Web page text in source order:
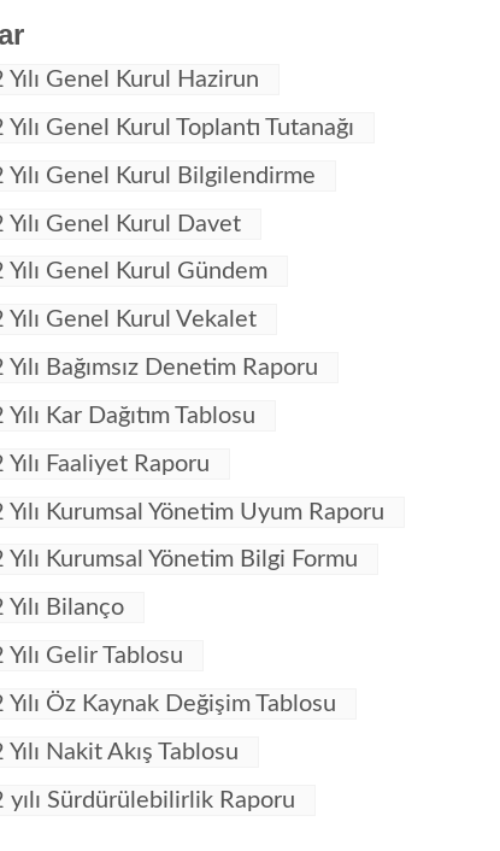
Genel Kurul Hazirun
Genel Kurul Toplantı Tutanağı
Yılı Genel Kurul Bilgilendirme
Genel Kurul Davet
Genel Kurul Gündem
Genel Kurul Vekalet
Bağımsız Denetim Raporu
Kar Dağıtım Tablosu
Faaliyet Raporu
Kurumsal Yönetim Uyum Raporu
Kurumsal Yönetim Bilgi Formu
Bilanço
Gelir Tablosu
Öz Kaynak Değişim Tablosu
Nakit Akış Tablosu
yılı Sürdürülebilirlik Raporu